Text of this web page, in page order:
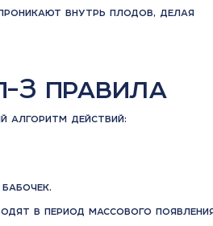
внутрь плодов, делая
3 правила
алгоритм действий:
в период массового